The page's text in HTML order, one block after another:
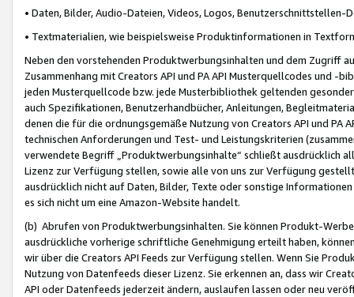
• Daten, Bilder, Audio-Dateien, Videos, Logos, Benutzerschnittstellen-
• Textmaterialien, wie beispielsweise Produktinformationen in
Neben den vorstehenden Produktwerbungsinhalten und dem Zugriff
Zusammenhang mit Creators API und PA API Musterquellcodes und
jeden Musterquellcode bzw. jede Musterbibliothek geltenden
auch Spezifikationen, Benutzerhandbücher, Anleitungen,
denen die für die ordnungsgemäße Nutzung von Creators API und PA
technischen Anforderungen und Test- und Leistungskriterien
verwendete Begriff „Produktwerbungsinhalte“ schließt ausdrücklich
Lizenz zur Verfügung stellen, sowie alle von uns zur Verfügung
ausdrücklich nicht auf Daten, Bilder, Texte oder sonstige
es sich nicht um eine Amazon-Website handelt.
(b) Abrufen von Produktwerbungsinhalten. Sie können Produkt-
ausdrückliche vorherige schriftliche Genehmigung erteilt haben,
wir über die Creators API Feeds zur Verfügung stellen. Wenn Sie
Nutzung von Datenfeeds dieser Lizenz. Sie erkennen an, dass wir
API oder Datenfeeds jederzeit ändern, auslaufen lassen oder neu